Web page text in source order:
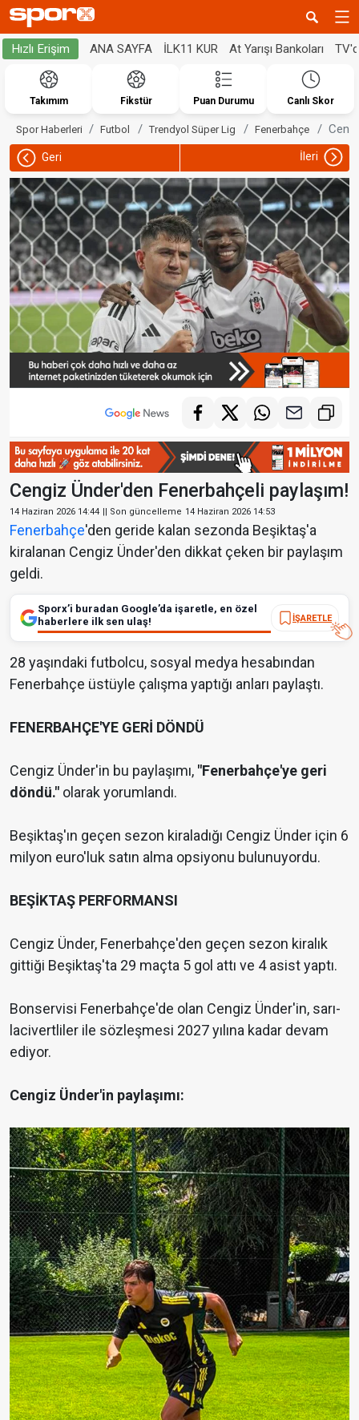
Hızlı Erişim ANA SAYFA İLK11 KUR At Yarışı Bankoları
Takımım Fikstür Puan Durumu Canlı Skor
Spor Haberleri Futbol Trendyol Süper Lig Fenerbahçe
Geri İleri
Cengiz Ünder'den Fenerbahçeli paylaşım!
14 Haziran 2026 14:44 || Son güncelleme 14 Haziran 2026 14:53
Fenerbahçe'den geride kalan sezonda Beşiktaş'a
kiralanan Cengiz Ünder'den dikkat çeken bir paylaşım
geldi.
Sporx’i buradan Google’da işaretle, en özel
haberlere ilk sen ulaş!
İŞARETLE
28 yaşındaki futbolcu, sosyal medya hesabından
Fenerbahçe üstüyle çalışma yaptığı anları paylaştı.
FENERBAHÇE'YE GERİ DÖNDÜ
Cengiz Ünder'in bu paylaşımı, "Fenerbahçe'ye geri
döndü." olarak yorumlandı.
Beşiktaş'ın geçen sezon kiraladığı Cengiz Ünder için 6
milyon euro'luk satın alma opsiyonu bulunuyordu.
BEŞİKTAŞ PERFORMANSI
Cengiz Ünder, Fenerbahçe'den geçen sezon kiralık
gittiği Beşiktaş'ta 29 maçta 5 gol attı ve 4 asist yaptı.
Bonservisi Fenerbahçe'de olan Cengiz Ünder'in, sarı-
lacivertliler ile sözleşmesi 2027 yılına kadar devam
ediyor.
Cengiz Ünder'in paylaşımı: